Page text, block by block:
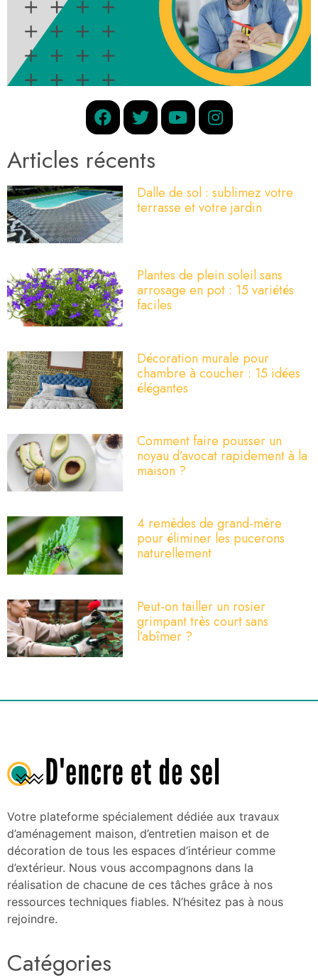
Articles récents
Dalle de sol : sublimez votre
terrasse et votre jardin
Plantes de plein soleil sans
arrosage en pot : 15 variétés
faciles
Décoration murale pour
chambre à coucher : 15 idées
élégantes
Comment faire pousser un
noyau d’avocat rapidement à la
maison ?
4 remèdes de grand-mère
pour éliminer les pucerons
naturellement
Peut-on tailler un rosier
grimpant très court sans
l’abîmer ?
Votre plateforme spécialement dédiée aux travaux
d’aménagement maison, d’entretien maison et de
décoration de tous les espaces d’intérieur comme
d’extérieur. Nous vous accompagnons dans la
réalisation de chacune de ces tâches grâce à nos
ressources techniques fiables. N’hésitez pas à nous
rejoindre.
Catégories